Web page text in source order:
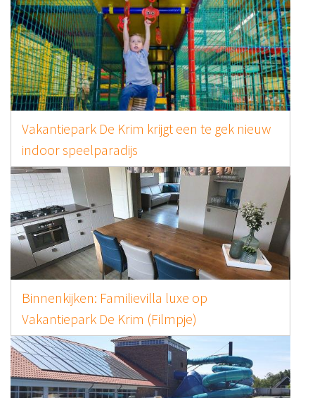
Vakantiepark De Krim krijgt een te gek nieuw
indoor speelparadijs
Binnenkijken: Familievilla luxe op
Vakantiepark De Krim (Filmpje)